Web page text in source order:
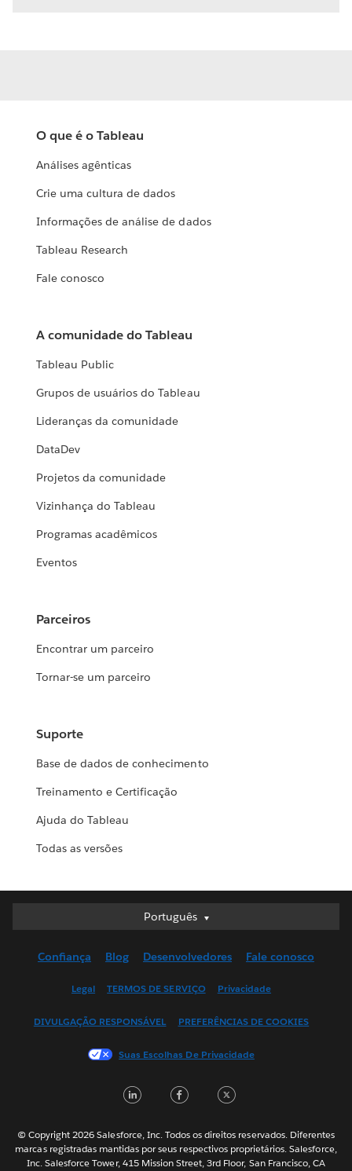
O que é o Tableau
Análises agênticas
Crie uma cultura de dados
Informações de análise de dados
Tableau Research
Fale conosco
A comunidade do Tableau
Tableau Public
Grupos de usuários do Tableau
Lideranças da comunidade
DataDev
Projetos da comunidade
Vizinhança do Tableau
Programas acadêmicos
Eventos
Parceiros
Encontrar um parceiro
Tornar-se um parceiro
Suporte
Base de dados de conhecimento
Treinamento e Certificação
Ajuda do Tableau
Todas as versões
Português
Português
English (UK)
Français (Canada)
日本語
Nederlands
Svenska
Confiança Blog Desenvolvedores Fale conosco
Legal TERMOS DE SERVIÇO Privacidade
DIVULGAÇÃO RESPONSÁVEL PREFERÊNCIAS DE COOKIES
Suas Escolhas De Privacidade
LinkedInFacebook
© Copyright 2026 Salesforce, Inc. Todos os direitos reservados. Diferentes
marcas registradas mantidas por seus respectivos proprietários. Salesforce,
Inc. Salesforce Tower, 415 Mission Street, 3rd Floor, San Francisco, CA